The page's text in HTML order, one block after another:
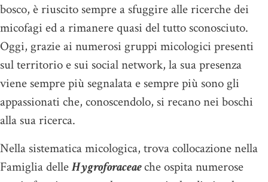
bosco, è riuscito sempre a sfuggire alle ricerche dei
micofagi ed a rimanere quasi del tutto sconosciuto.
Oggi, grazie ai numerosi gruppi micologici presenti
sul territorio e sui social network, la sua presenza
viene sempre più segnalata e sempre più sono gli
appassionati che, conoscendolo, si recano nei boschi
alla sua ricerca.
Nella sistematica micologica, trova collocazione nella
Famiglia delleHygroforaceaeche ospita numerose